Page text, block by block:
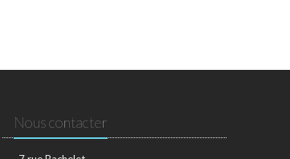
Nous contacter